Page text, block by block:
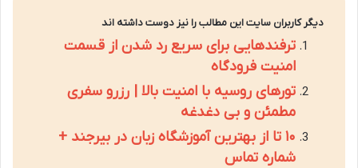
دیگر کاربران سایت این مطالب را نیز دوست داشته اند
ترفندهایی برای سریع رد شدن از قسمت
امنیت فرودگاه
تورهای روسیه با امنیت بالا | رزرو سفری
مطمئن و بی دغدغه
۱۰ تا از بهترین آموزشگاه زبان در بیرجند +
شماره تماس